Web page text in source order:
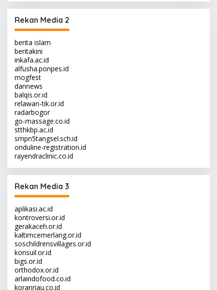
Rekan Media 2
berita islam
beritakini
inkafa.ac.id
alfusha.ponpes.id
mogfest
dannews
balqis.or.id
relawan-tik.or.id
radarbogor
go-massage.co.id
stthkbp.ac.id
smpn5tangsel.sch.id
onduline-registration.id
rayendraclinic.co.id
Rekan Media 3
aplikasi.ac.id
kontroversi.or.id
gerakaceh.or.id
kaltimcemerlang.or.id
soschildrensvillages.or.id
konsuil.or.id
bigs.or.id
orthodox.or.id
arlaindofood.co.id
koranriau.co.id